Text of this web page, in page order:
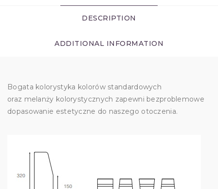
DESCRIPTION
ADDITIONAL INFORMATION
Bogata kolorystyka kolorów standardowych
oraz melanży kolorystycznych zapewni bezproblemowe
dopasowanie estetyczne do naszego otoczenia.